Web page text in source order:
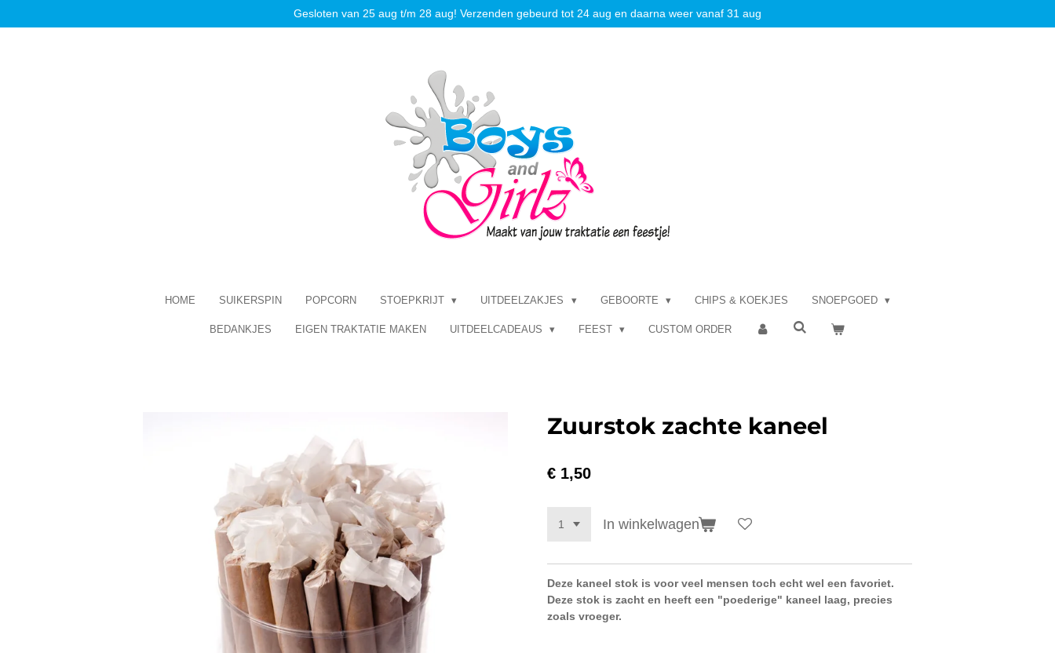
direct
Gesloten van 25 aug t/m 28 aug! Verzenden gebeurd tot 24 aug en daarna weer vanaf 31 aug
HOME SUIKERSPIN POPCORN STOEPKRIJT UITDEELZAKJES GEBOORTE CHIPS & KOEKJES SNOEPGOED
BEDANKJES EIGEN TRAKTATIE MAKEN UITDEELCADEAUS FEEST CUSTOM ORDER
Zuurstok zachte kaneel
€ 1,50
In winkelwagen
Deze kaneel stok is voor veel mensen toch echt wel een favoriet.
Deze stok is zacht en heeft een "poederige" kaneel laag, precies
zoals vroeger.